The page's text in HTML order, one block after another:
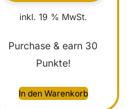
inkl. 19 % MwSt.
Purchase & earn 30
Punkte!
In den Warenkorb